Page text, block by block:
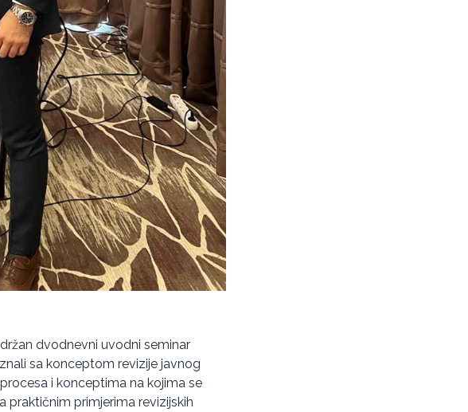
dvodnevni uvodni seminar
sa konceptom revizije javnog
i konceptima na kojima se
praktičnim primjerima revizijskih